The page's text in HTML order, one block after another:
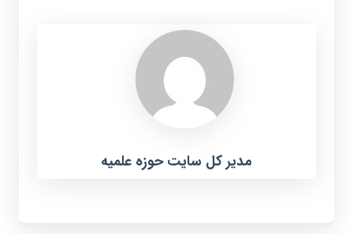
مدیر کل سایت حوزه علمیه